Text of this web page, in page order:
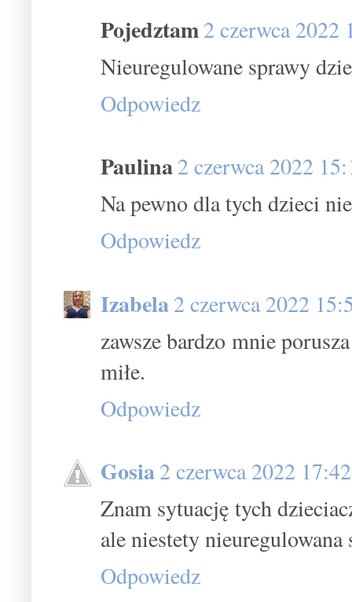
Pojedztam2 czerwca 2022
Nieuregulowane sprawy
Odpowiedz
Paulina2 czerwca 2022
Na pewno dla tych dzieci
Odpowiedz
Izabela2 czerwca 2022
zawsze bardzo mnie
miłe.
Odpowiedz
Gosia2 czerwca 2022 17:42
Znam sytuację tych
ale niestety
Odpowiedz